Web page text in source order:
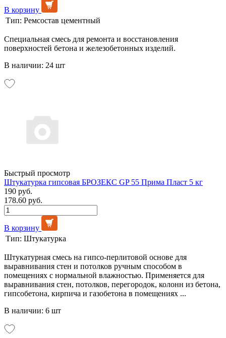
В корзину
Тип: Ремсостав цементный
Специальная смесь для ремонта и восстановления
поверхностей бетона и железобетонных изделий.
В наличии: 24 шт
Быстрый просмотр
Штукатурка гипсовая БРОЗЕКС GP 55 Прима Пласт 5 кг
190 руб.
178.60 руб.
В корзину
Тип: Штукатурка
Штукатурная смесь на гипсо-перлитовой основе для
выравнивания стен и потолков ручным способом в
помещениях с нормальной влажностью. Применяется для
выравнивания стен, потолков, перегородок, колонн из бетона,
гипсобетона, кирпича и газобетона в помещениях ...
В наличии: 6 шт